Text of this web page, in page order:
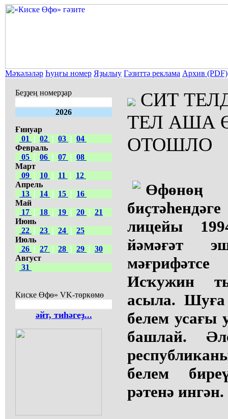
Мәҡәләләр Һуңғы номер Яҙылыу Гәзиттә реклама Архив (PDF)
Беҙҙең номерҙар
2026
Ғинуар
01
| 02 | 03 | 04
Февраль
05 | 06 | 07 | 08
Март
09 | 10 | 11 |
12
Апрель
13 | 14 | 15 |
16
Май
17 | 18 | 19 | 20 | 21
Июнь
22 | 23 | 24 | 25
Июль
26 | 27 | 28 | 29 | 30
Август
31
Киске Өфө» VK-төркөмө
әйт, тиһәгеҙ...
СИТ
ТЕЛ АША
ОТОШЛО
лицейы
йәмәғәт
Исҡужин
асыла.
белем усағы
башлай.
белем
рәтенә ингән.